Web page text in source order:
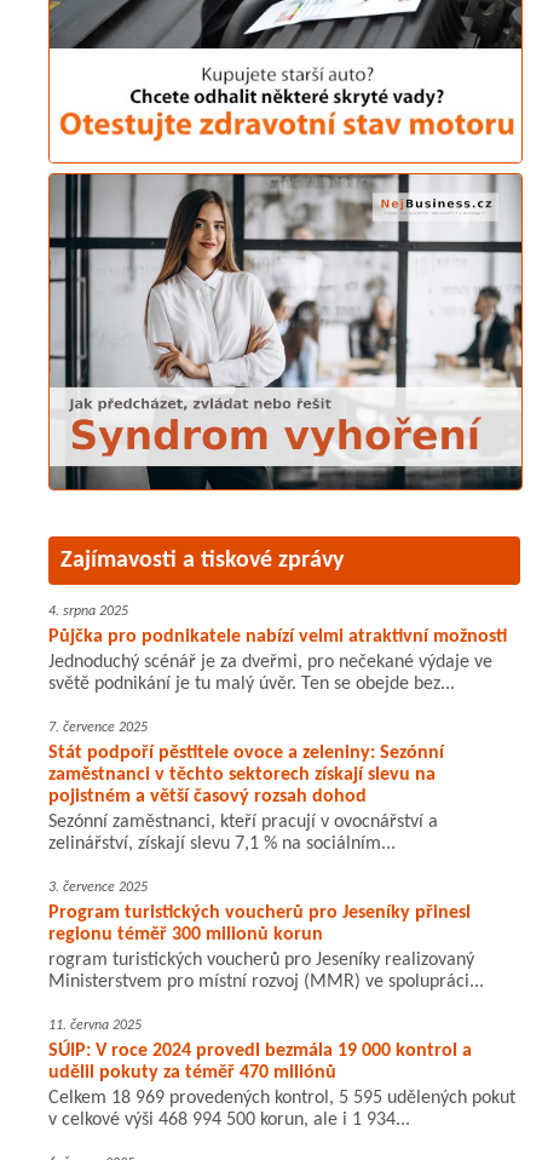
Zajímavosti a tiskové zprávy
4. srpna 2025
Půjčka pro podnikatele nabízí velmi atraktivní možnosti
Jednoduchý scénář je za dveřmi, pro nečekané výdaje ve
světě podnikání je tu malý úvěr. Ten se obejde bez...
7. července 2025
Stát podpoří pěstitele ovoce a zeleniny: Sezónní
zaměstnanci v těchto sektorech získají slevu na
pojistném a větší časový rozsah dohod
Sezónní zaměstnanci, kteří pracují v ovocnářství a
zelinářství, získají slevu 7,1 % na sociálním...
3. července 2025
Program turistických voucherů pro Jeseníky přinesl
regionu téměř 300 milionů korun
rogram turistických voucherů pro Jeseníky realizovaný
Ministerstvem pro místní rozvoj (MMR) ve spolupráci...
11. června 2025
SÚIP: V roce 2024 provedl bezmála 19 000 kontrol a
udělil pokuty za téměř 470 miliónů
Celkem 18 969 provedených kontrol, 5 595 udělených pokut
v celkové výši 468 994 500 korun, ale i 1 934...